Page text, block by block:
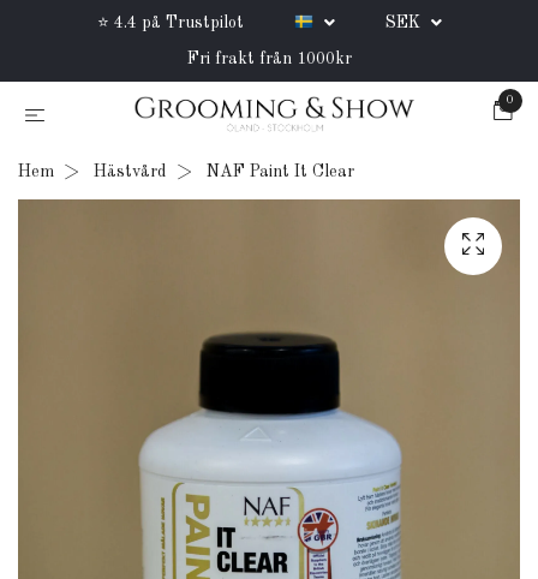
⭐ 4.4 på Trustpilot SEK
Fri frakt från 1000kr
0
Hem Hästvård NAF Paint It Clear